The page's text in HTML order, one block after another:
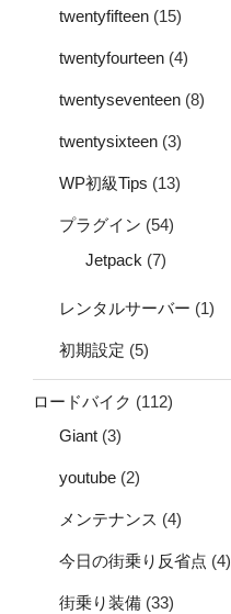
twentyfifteen (15)
twentyfourteen (4)
twentyseventeen (8)
twentysixteen (3)
WP初級Tips (13)
プラグイン (54)
Jetpack (7)
レンタルサーバー (1)
初期設定 (5)
ロードバイク (112)
Giant (3)
youtube (2)
メンテナンス (4)
今日の街乗り反省点 (4)
街乗り装備 (33)